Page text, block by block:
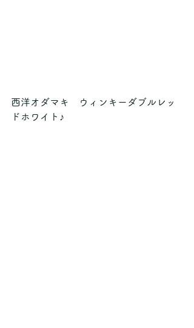
西洋オダマキ　ウィンキーダブルレッ
ドホワイト♪